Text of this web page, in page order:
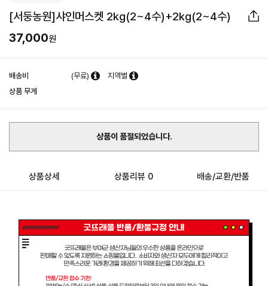
[서둥농원]샤인머스켓 2kg(2~4수)+2kg(2~4수)
37,000원
배송비 (무료)
지역별
상품 무게
상품이 품절되었습니다.
상품상세 상품리뷰 0 배송/교환/반품